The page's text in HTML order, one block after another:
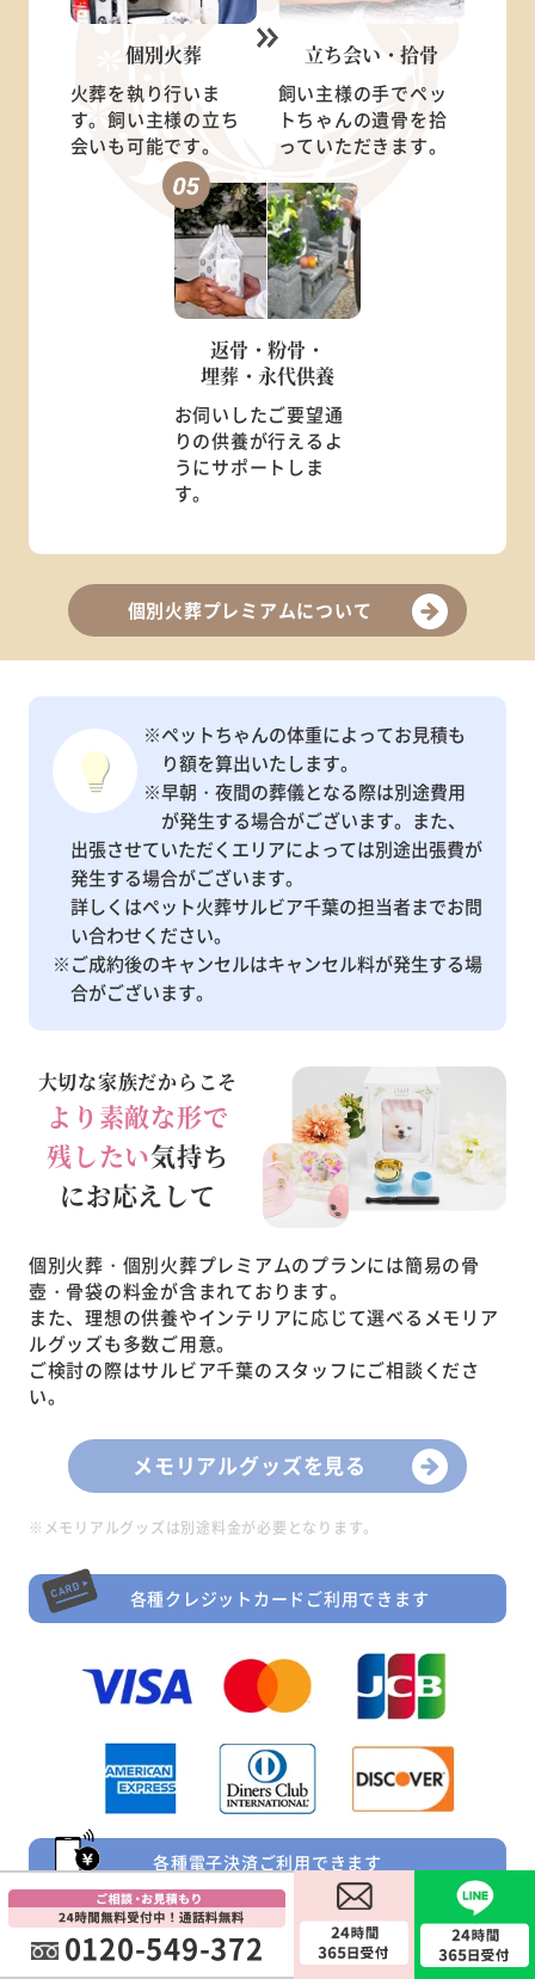
個別火葬
火葬を執り行いま
す。飼い主様の立ち
会いも可能です。
立ち会い・拾骨
飼い主様の手でペッ
トちゃんの遺骨を拾
っていただきます。
返骨・粉骨・
埋葬・永代供養
お伺いしたご要望通
りの供養が行えるよ
うにサポートしま
す。
個別火葬プレミアムについて
※ペットちゃんの体重によってお見積も
り額を算出いたします。
※早朝・夜間の葬儀となる際は別途費用
が発生する場合がございます。また、
出張させていただくエリアによっては別途出張費が
発生する場合がございます。
詳しくはペット火葬サルビア千葉の担当者までお問
い合わせください。
※ご成約後のキャンセルはキャンセル料が発生する場
合がございます。
大切な家族だからこそ
より素敵な形で
残したい気持ち
にお応えして
個別火葬・個別火葬プレミアムのプランには簡易の骨
壺・骨袋の料金が含まれております。
また、理想の供養やインテリアに応じて選べるメモリア
ルグッズも多数ご用意。
ご検討の際はサルビア千葉のスタッフにご相談くださ
い。
メモリアルグッズを見る
※メモリアルグッズは別途料金が必要となります。
各種クレジットカードご利用できます
各種電子決済ご利用できます
0120-549-372